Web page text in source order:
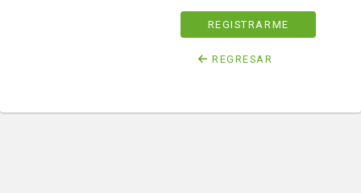
REGISTRARME
REGRESAR